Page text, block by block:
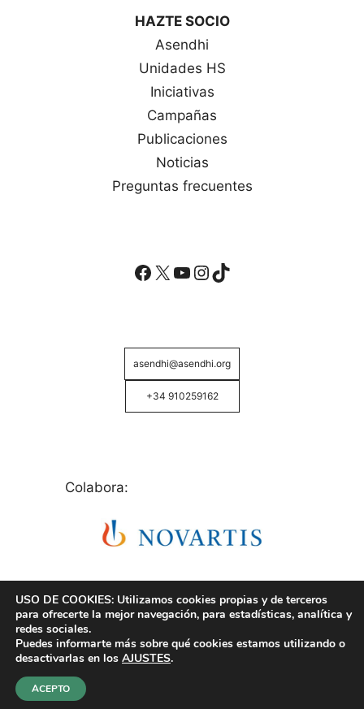
HAZTE SOCIO
Asendhi
Unidades HS
Iniciativas
Campañas
Publicaciones
Noticias
Preguntas frecuentes
Facebook
X YouTube
Instagram
TikTok
asendhi@asendhi.org
+34 910259162
Colabora:
© Copyright 2026 ASENDHI - Asociación de Enfermos
USO DE COOKIES: Utilizamos cookies propias y de terceros
para ofrecerte la mejor navegación, para estadísticas, analítica y
redes sociales.
Puedes informarte más sobre qué cookies estamos utilizando o
desactivarlas en los AJUSTES.
ACEPTO